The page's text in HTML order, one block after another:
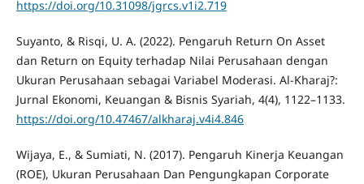
https://doi.org/10.31098/jgrcs.v1i2.719
Suyanto, & Risqi, U. A. (2022). Pengaruh Return On Asset
dan Return on Equity terhadap Nilai Perusahaan dengan
Ukuran Perusahaan sebagai Variabel Moderasi. Al-Kharaj?:
Jurnal Ekonomi, Keuangan & Bisnis Syariah, 4(4), 1122–1133.
https://doi.org/10.47467/alkharaj.v4i4.846
Wijaya, E., & Sumiati, N. (2017). Pengaruh Kinerja Keuangan
(ROE), Ukuran Perusahaan Dan Pengungkapan Corporate